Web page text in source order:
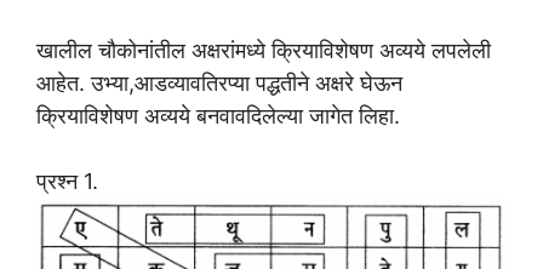
खालील चौकोनांतील अक्षरांमध्ये क्रियाविशेषण अव्यये लपलेली
आहेत. उभ्या,आडव्यावतिरप्या पद्धतीने अक्षरे घेऊन
क्रियाविशेषण अव्यये बनवावदिलेल्या जागेत लिहा.
प्रश्न 1.